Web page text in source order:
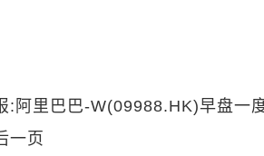
:阿里巴巴-W(09988.HK)早盘一
一页